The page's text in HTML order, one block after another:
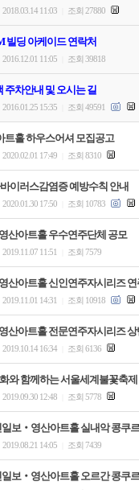
2018.03.14 11:03 조회 27880
빌딩 아케이드 연락처
2016.12.01 11:05 조회 39818
주차안내 및 오시는 길
2016.01.25 15:35 조회 49591
트홀 하우스어셔 모집공고
2020.02.01 17:49 조회 8310
이러스감염증 예방수칙 안내
2020.01.30 17:50 조회 10783
산아트홀 우수연주단체 공모
2019.11.07 11:51 조회 7579
산아트홀 신인연주자시리즈
2019.11.01 14:31 조회 10918
산아트홀 전문연주자시리즈
2019.10.14 16:34 조회 6136
와 함께하는 서울세계불꽃축
2019.09.30 12:48 조회 5778
일보‧영산아트홀 실내악 콩쿠
2019.08.21 14:05 조회 7439
일보‧영산아트홀 오르간 콩쿠